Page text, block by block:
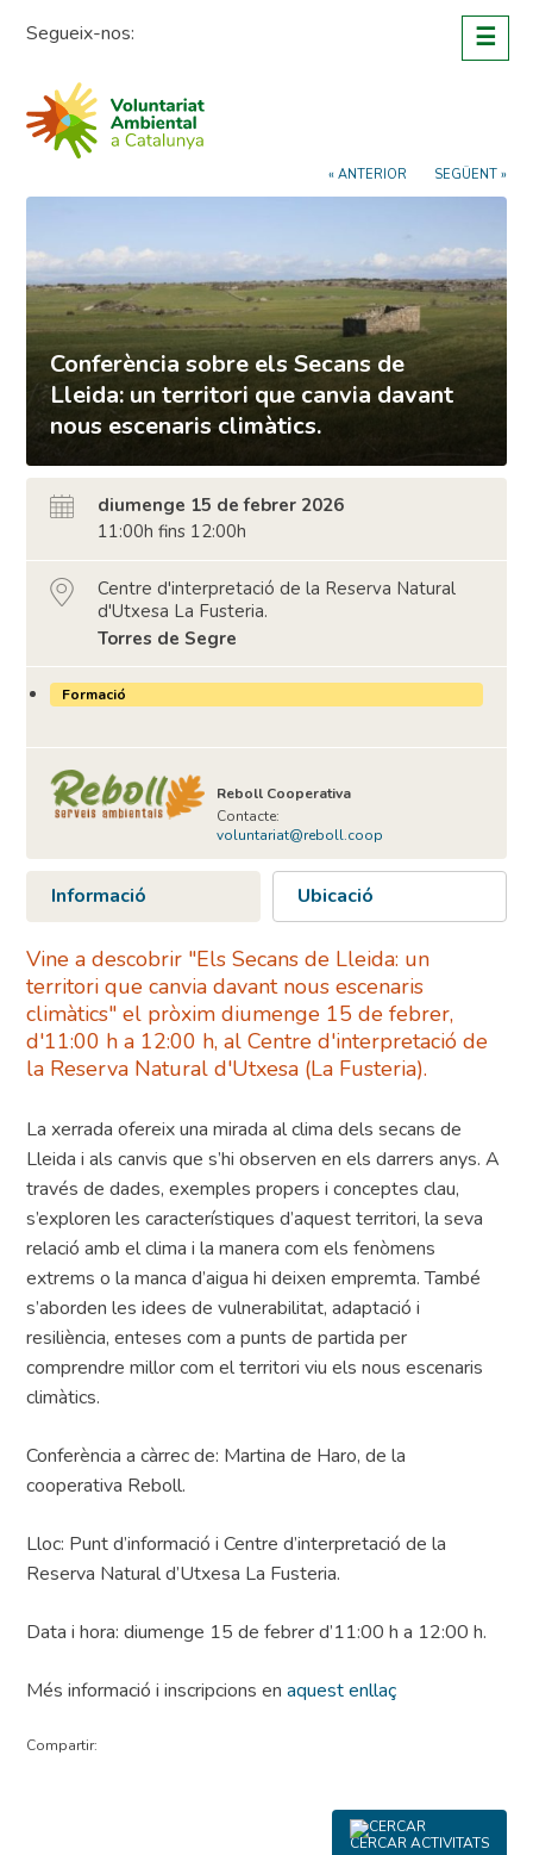
Segueix-nos: ☰
« ANTERIOR SEGÜENT »
Conferència sobre els Secans de
Lleida: un territori que canvia davant
nous escenaris climàtics.
diumenge 15 de febrer 2026
11:00h fins 12:00h
Centre d'interpretació de la Reserva Natural
d'Utxesa La Fusteria.
Torres de Segre
Formació
Reboll Cooperativa
Contacte:
voluntariat@reboll.coop
Informació Ubicació
Vine a descobrir "Els Secans de Lleida: un
territori que canvia davant nous escenaris
climàtics" el pròxim diumenge 15 de febrer,
d'11:00 h a 12:00 h, al Centre d'interpretació de
la Reserva Natural d'Utxesa (La Fusteria).
La xerrada ofereix una mirada al clima dels secans de
Lleida i als canvis que s’hi observen en els darrers anys. A
través de dades, exemples propers i conceptes clau,
s’exploren les característiques d’aquest territori, la seva
relació amb el clima i la manera com els fenòmens
extrems o la manca d’aigua hi deixen empremta. També
s’aborden les idees de vulnerabilitat, adaptació i
resiliència, enteses com a punts de partida per
comprendre millor com el territori viu els nous escenaris
climàtics.
Conferència a càrrec de: Martina de Haro, de la
cooperativa Reboll.
Lloc: Punt d’informació i Centre d’interpretació de la
Reserva Natural d’Utxesa La Fusteria.
Data i hora: diumenge 15 de febrer d’11:00 h a 12:00 h.
Més informació i inscripcions enaquest enllaç
Compartir:
CERCAR ACTIVITATS